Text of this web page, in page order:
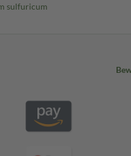
sulfuricum